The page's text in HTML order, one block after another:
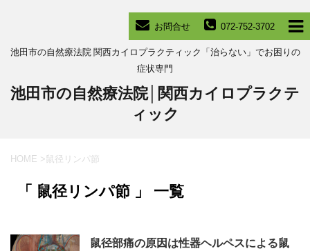
072-752-3702
お問合せ
池田市の自然療法院 関西カイロプラクティック「治らない」でお困りの
症状専門
池田市の自然療法院│関西カイロプラクテ
ィック
HOME > 鼠径リンパ節
「 鼠径リンパ節 」 一覧
鼠径部痛の原因は性器ヘルペスによる鼠